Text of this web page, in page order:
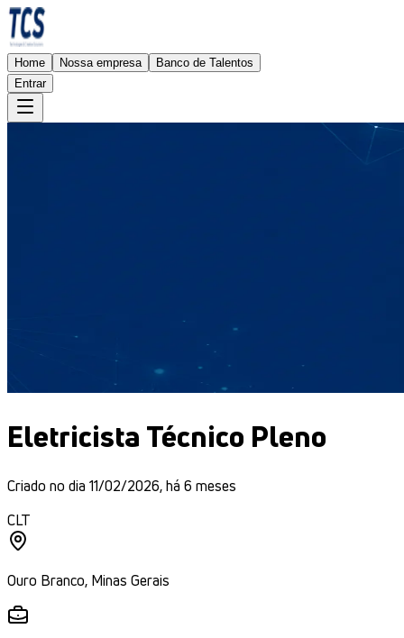
Home Nossa empresa
Banco de Talentos
Entrar
Eletricista Técnico Pleno
Criado no dia 11/02/2026,há 6 meses
CLT
Ouro Branco, Minas Gerais